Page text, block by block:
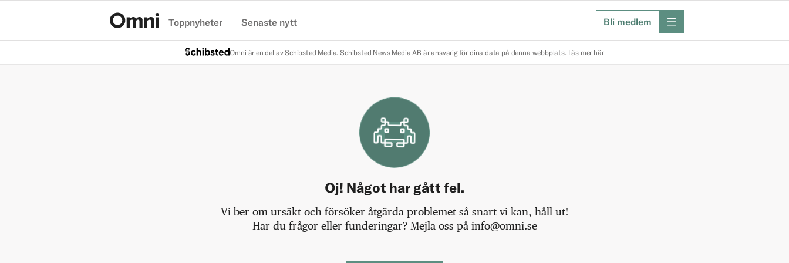
Toppnyheter Senaste nytt Bli medlem meny
Omni är en del av Schibsted Media. Schibsted News Media AB är ansvarig för dina data på denna webbplats. Läs mer här
Oj! Något har gått fel.
Vi ber om ursäkt och försöker åtgärda problemet så snart vi kan, håll ut!
Har du frågor eller funderingar? Mejla oss på info@omni.se